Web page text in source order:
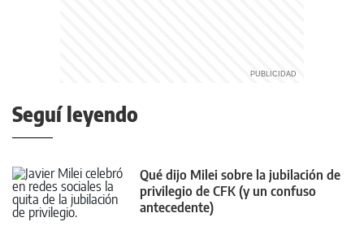
Seguí leyendo
Qué dijo Milei sobre la jubilación de
privilegio de CFK (y un confuso
antecedente)